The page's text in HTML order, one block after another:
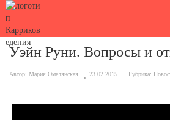
Уэйн Руни. Вопросы и
Автор: Мария Омелянская 23.02.2015 Рубрика: